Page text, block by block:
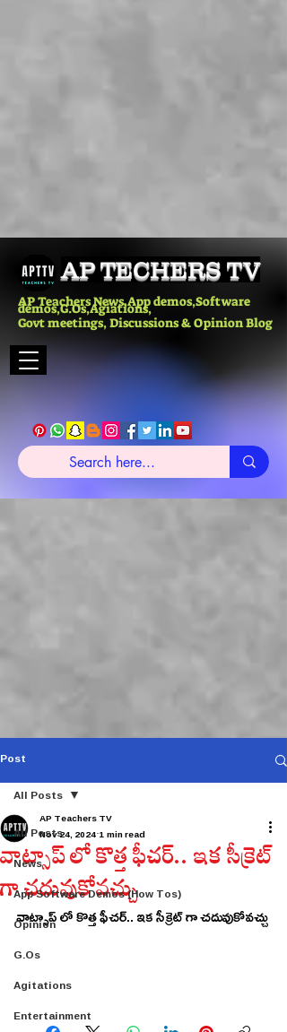
AP TECHERS TV
AP Teachers News,App demos,Software
demos,G.Os,Agiations,
Govt meetings, Discussions & Opinion Blog
Post
All Posts
News
App Software Demos (How Tos)
Opinion
G.Os
Agitations
Entertainment
All Posts
వాట్సాప్ లో కొత్త ఫీచర్.. ఇక సీక్రెట్
గా చదువుకోవచ్చు
AP Teachers TV
Nov 24, 2024 1 min read
వాట్సాప్ లో కొత్త ఫీచర్.. ఇక సీక్రెట్ గా చదువుకోవచ్చు